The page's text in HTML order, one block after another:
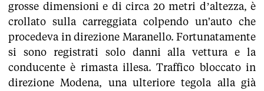
grosse dimensioni e di circa 20 metri d’altezza, è
crollato sulla carreggiata colpendo un'auto che
procedeva in direzione Maranello. Fortunatamente
si sono registrati solo danni alla vettura e la
conducente è rimasta illesa. Traffico bloccato in
direzione Modena, una ulteriore tegola alla già